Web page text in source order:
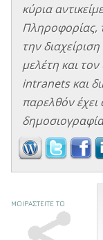
κύρια
Πληροφορίας,
την
μελέτη και
intranets και
παρελθόν έχει
ΜΟΙΡΑΣΤΕΙΤΕ ΤΟ